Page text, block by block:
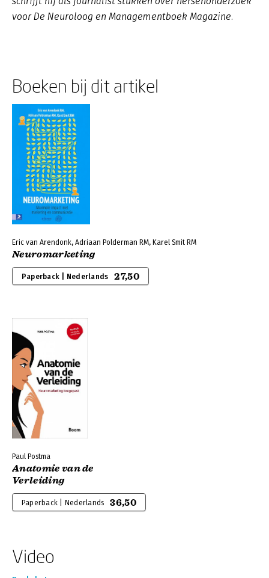
voor De Neuroloog en Managementboek Magazine.
Boeken bij dit artikel
Eric van Arendonk, Adriaan Polderman RM, Karel Smit RM
Neuromarketing
Paperback | Nederlands 27,50
Paul Postma
Anatomie van de
Verleiding
Paperback | Nederlands 36,50
Video